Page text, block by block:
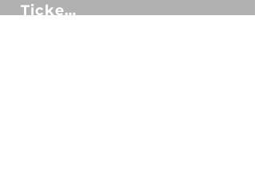
Tickets